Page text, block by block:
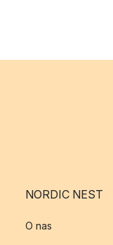
NORDIC NEST
O nas